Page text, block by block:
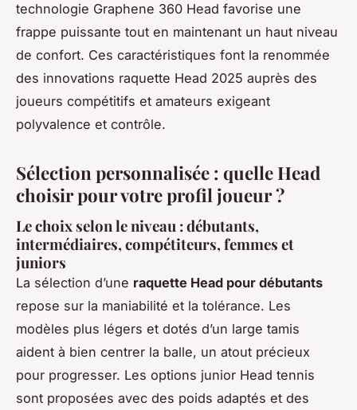
technologie Graphene 360 Head favorise une
frappe puissante tout en maintenant un haut niveau
de confort. Ces caractéristiques font la renommée
des innovations raquette Head 2025 auprès des
joueurs compétitifs et amateurs exigeant
polyvalence et contrôle.
Sélection personnalisée : quelle Head
choisir pour votre profil joueur ?
Le choix selon le niveau : débutants,
intermédiaires, compétiteurs, femmes et
juniors
La sélection d’une raquette Head pour débutants
repose sur la maniabilité et la tolérance. Les
modèles plus légers et dotés d’un large tamis
aident à bien centrer la balle, un atout précieux
pour progresser. Les options junior Head tennis
sont proposées avec des poids adaptés et des